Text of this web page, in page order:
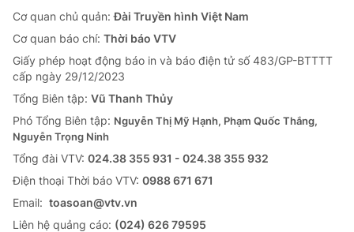
Cơ quan chủ quản:Đài Truyền hình Việt Nam
Cơ quan báo chí: Thời báo VTV
Giấy phép hoạt động báo in và báo điện tử số 483/GP-BTTTT
cấp ngày 29/12/2023
Tổng Biên tập: Vũ Thanh Thủy
Phó Tổng Biên tập: Nguyễn Thị Mỹ Hạnh, Phạm Quốc Thắng,
Nguyễn Trọng Ninh
Tổng đài VTV: 024.38 355 931 - 024.38 355 932
Ðiện thoại Thời báo VTV: 0988 671 671
Email: toasoan@vtv.vn
Liên hệ quảng cáo: (024) 626 79595